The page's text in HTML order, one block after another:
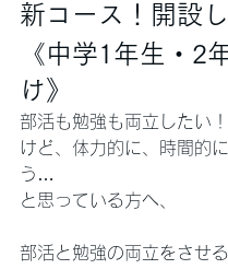
新コース！開設
《中学1年生・2
け》
部活も勉強も両立したい！
けど、体力的に、時間的
う…
と思っている方へ、
部活と勉強の両立をさせ